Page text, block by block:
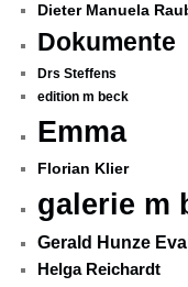
Dieter Manuela
Dokumente
Drs Steffens
edition m beck
Emma
Florian Klier
galerie m
Gerald Hunze
Helga Reichardt